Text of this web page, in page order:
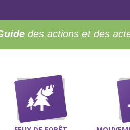
des actions et des